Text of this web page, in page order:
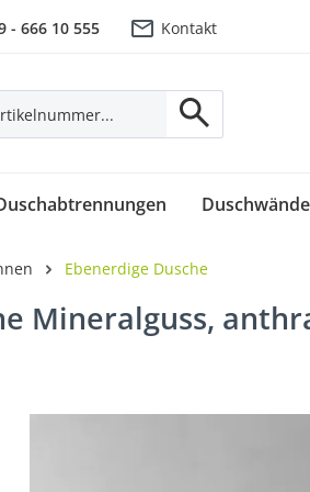
springen
- 666 10 555 Kontakt
Duschwände
Ebenerdige Dusche
Mineralguss,